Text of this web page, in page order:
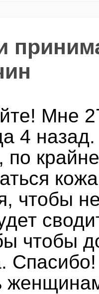
Мне
4
по
чтобы
чтобы